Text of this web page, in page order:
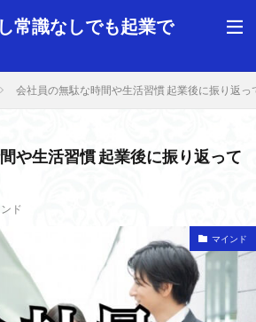
常識なしでも起業で
会社員の無駄な時間や生活習慣 起業後に振り返っ
や生活習慣 起業後に振り返って
ド
マインド